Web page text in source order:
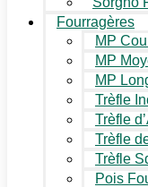
Fourragères
MP
MP
MP
Trèfle
Trèfle
Trèfle
Trèfle
Pois